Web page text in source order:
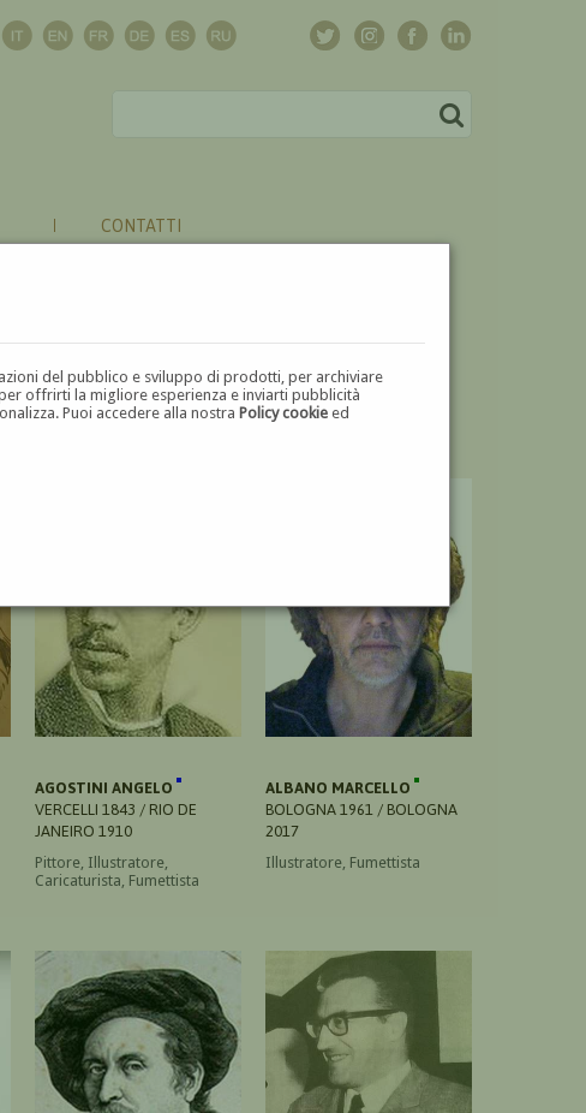
del pubblico e sviluppo di prodotti, per archiviare
offrirti la migliore esperienza e inviarti pubblicità
Puoi accedere alla nostraPolicy cookie ed
CONTATTI
U V W X Y Z ⬅
AGOSTINI ANGELO
VERCELLI 1843 / RIO DE
JANEIRO 1910
Pittore, Illustratore,
Caricaturista, Fumettista
ALBANO MARCELLO
BOLOGNA 1961 / BOLOGNA
2017
Illustratore, Fumettista